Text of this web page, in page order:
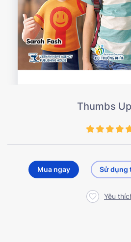
Thumbs
Mua ngay Sử dụng
Yêu